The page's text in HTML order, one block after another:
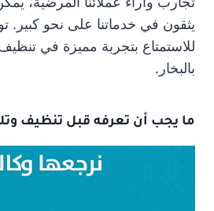
يثقون في خدماتنا على نحو كبير.
للاستمتاع بتجربة مميزة في
بالبخار.
ما يجب أن تعرفه قبل تنظيف